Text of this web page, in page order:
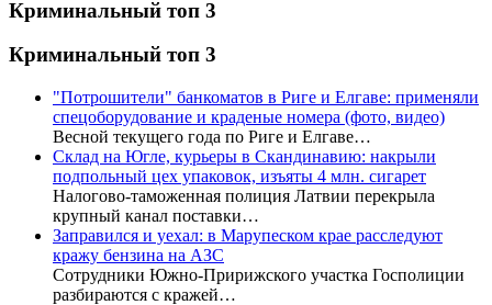
Криминальный топ 3
Криминальный топ 3
"Потрошители" банкоматов в Риге и Елгаве: применяли
спецоборудование и краденые номера (фото, видео)
Весной текущего года по Риге и Елгаве…
Склад на Югле, курьеры в Скандинавию: накрыли
подпольный цех упаковок, изъяты 4 млн. сигарет
Налогово-таможенная полиция Латвии перекрыла
крупный канал поставки…
Заправился и уехал: в Марупеском крае расследуют
кражу бензина на АЗС
Сотрудники Южно-Пририжского участка Госполиции
разбираются с кражей…